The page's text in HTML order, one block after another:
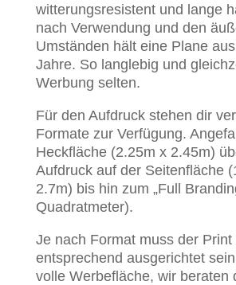
witterungsresistent und lange
nach Verwendung und den
Umständen hält eine Plane
Jahre. So langlebig und
Werbung selten.
Für den Aufdruck stehen dir
Formate zur Verfügung.
Heckfläche (2.25m x 2.45m)
Aufdruck auf der Seitenfläche
2.7m) bis hin zum „Full
Quadratmeter).
Je nach Format muss der Print
entsprechend ausgerichtet
volle Werbefläche, wir beraten